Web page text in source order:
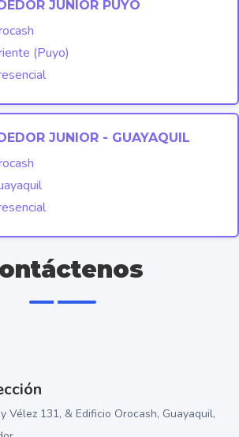
JUNIOR PUYO
(Puyo)
JUNIOR - GUAYAQUIL
Vélez 131, & Edificio Orocash, Guayaquil,